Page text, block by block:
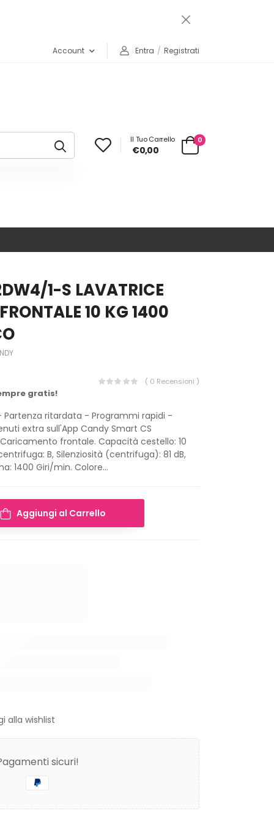
Account Entra / Registrati
0
Il Tuo Carrello
€0,00
1-S LAVATRICE
10 KG 1400
gratis!
( 0 Recensioni )
Partenza ritardata - Programmi rapidi -
extra sull'App Candy Smart CS
Caricamento frontale. Capacità cestello: 10
B, Silenziosità (centrifuga): 81 dB,
1400 Giri/min. Colore...
Aggiungi al Carrello
alla wishlist
sicuri!